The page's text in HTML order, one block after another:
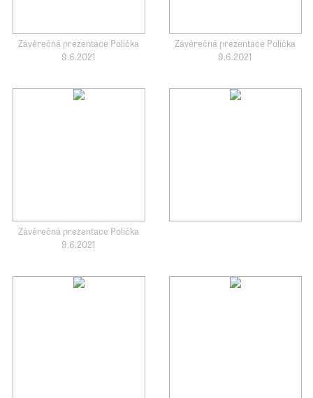
Závěrečná prezentace Polička
9.6.2021
Závěrečná prezentace Polička
9.6.2021
Závěrečná prezentace Polička
9.6.2021